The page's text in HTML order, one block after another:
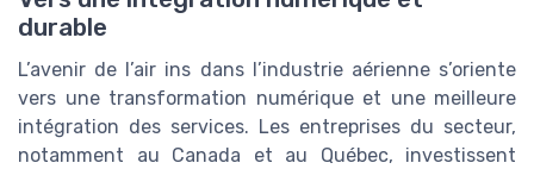
durable
L’avenir de l’air ins dans l’industrie aérienne s’oriente
vers une transformation numérique et une meilleure
intégration des services. Les entreprises du secteur,
notamment au Canada et au Québec, investissent